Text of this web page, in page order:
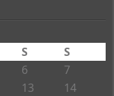
S S
6
7
13 14